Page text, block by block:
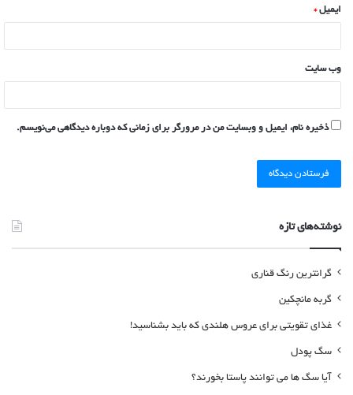
ایمیل*
وب‌ سایت
ذخیره نام، ایمیل و وبسایت من در مرورگر برای زمانی که دوباره دیدگاهی می‌نویسم.
نوشته‌های تازه
گرانترین رنگ قناری
گربه مانچکین
غذای تقویتی برای عروس هلندی که باید بشناسید!
سگ پودل
آیا سگ ها می توانند پاستا بخورند؟